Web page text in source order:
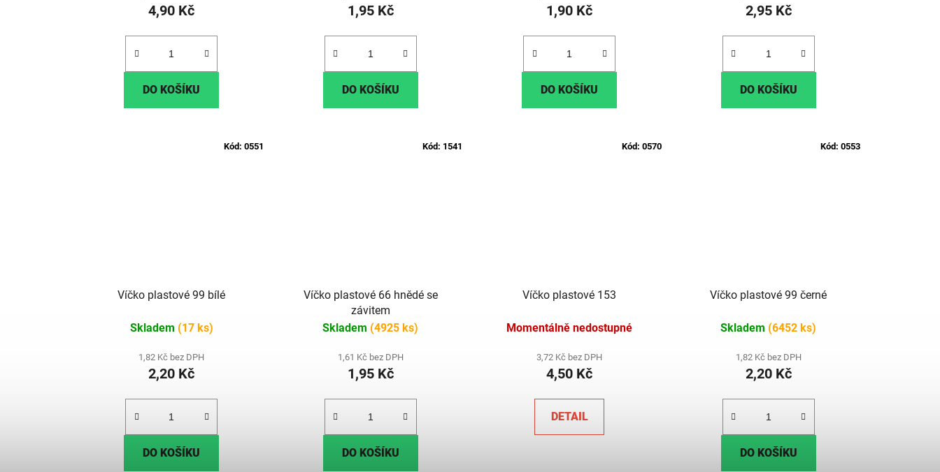
4,90 Kč
DO KOŠÍKU
1,95 Kč
DO KOŠÍKU
1,90 Kč
DO KOŠÍKU
2,95 Kč
DO KOŠÍKU
Víčko plastové 99 bílé
Skladem (17 ks)
1,82 Kč bez DPH
2,20 Kč
DO KOŠÍKU
Kód: 0551
Víčko plastové 66 hnědé se
závitem
Skladem (4925 ks)
1,61 Kč bez DPH
1,95 Kč
DO KOŠÍKU
Kód: 1541
Víčko plastové 153
Momentálně nedostupné
3,72 Kč bez DPH
4,50 Kč
DETAIL
Kód: 0570
Víčko plastové 99 černé
Skladem (6452 ks)
1,82 Kč bez DPH
2,20 Kč
DO KOŠÍKU
Kód: 0553